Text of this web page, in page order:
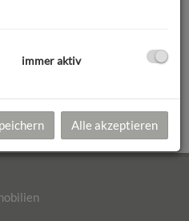
m2
immer aktiv
Alle akzeptieren